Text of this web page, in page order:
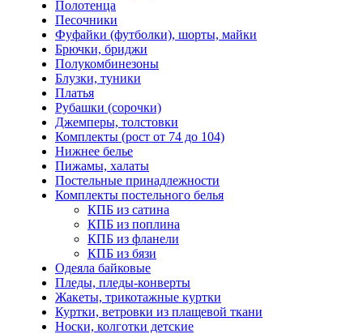
Полотенца
Песочники
Фуфайки (футболки), шорты, майки
Брючки, бриджи
Полукомбинезоны
Блузки, туники
Платья
Рубашки (сорочки)
Джемперы, толстовки
Комплекты (рост от 74 до 104)
Нижнее белье
Пижамы, халаты
Постельные принадлежности
Комплекты постельного белья
КПБ из сатина
КПБ из поплина
КПБ из фланели
КПБ из бязи
Одеяла байковые
Пледы, пледы-конверты
Жакеты, трикотажные куртки
Куртки, ветровки из плащевой ткани
Носки, колготки детские